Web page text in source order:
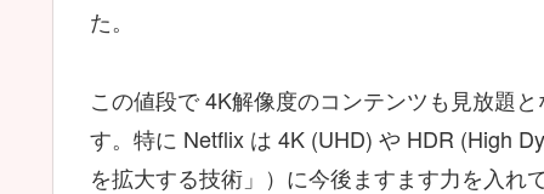
た。
この値段で 4K解像度のコンテンツも見放題
す。特に Netflix は 4K (UHD) や HDR (High
を拡大する技術」）に今後ますます力を入